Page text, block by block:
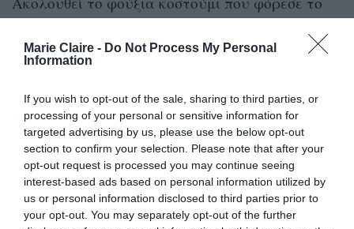
Marie Claire - Do Not Process My Personal
Information
If you wish to opt-out of the sale, sharing to third parties, or
processing of your personal or sensitive information for
targeted advertising by us, please use the below opt-out
section to confirm your selection. Please note that after your
opt-out request is processed you may continue seeing
interest-based ads based on personal information utilized by
us or personal information disclosed to third parties prior to
your opt-out. You may separately opt-out of the further
ντεφιλέ τηςVersaceαλλά και το καταπράσινο
συλλογή τουChristian Siriano.